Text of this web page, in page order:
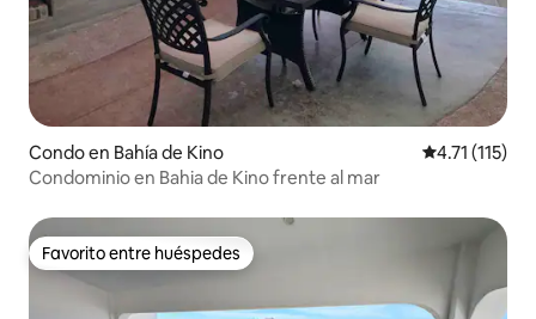
Condo en Bahía de Kino Calificación
4.71 (115)
Condominio en Bahia de Kino frente al mar
Favorito entre huéspedes
Favorito entre huéspedes